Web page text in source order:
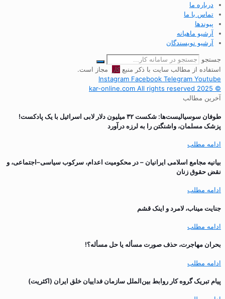
درباره ما
تماس با ما
پیوندها
آرشیو ماهیانه
آرشیو نویسندگان
جستجو
استفاده از مطالب سایت با ذکر منبعکار
مجاز است.
Instagram Facebook Telegram Youtube
© 2025 kar-online.com All rights reserved
آخرین مطالب
طوفان سوسیالیست‌ها: شکست ۳۲ میلیون دلار لابی اسرائیل با یک پادکست!
پزشک مسلمان، واشنگتن را به لرزه درآورد
ادامه مطلب
بیانیه مجامع اسلامی ایرانیان – در محکومیت اعدام، سرکوب سیاسی–اجتماعی، و
نقض حقوق زنان
ادامه مطلب
جنایت میناب، لامرد و اینک قشم
ادامه مطلب
بحران مهاجرت‌، حذف صورت مسأله یا حل مسأله؟!
ادامه مطلب
پیام تبریک گروه کار روابط بین‌الملل سازمان فداییان خلق ایران (اکثریت)